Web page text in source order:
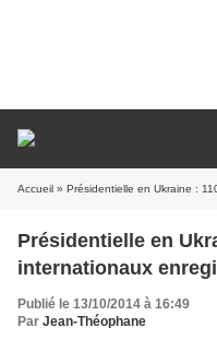
Accueil » Présidentielle en Ukraine :
Présidentielle en
internationaux
Publié le 13/10/2014 à 16:49
Par Jean-Théophane